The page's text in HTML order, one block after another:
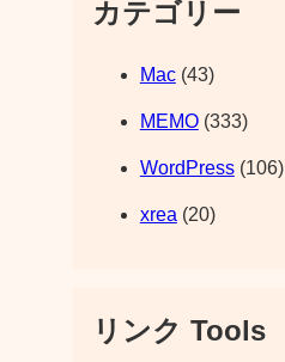
カテゴリー
Mac(43)
MEMO(333)
WordPress(106)
xrea (20)
リンク Tools